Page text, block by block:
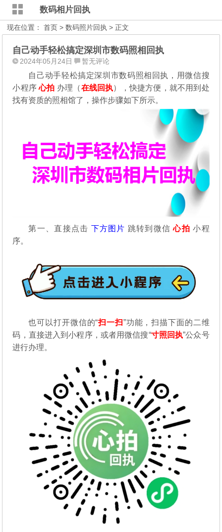
数码相片回执
现在位置：首页 >数码照片回执 > 正文
自己动手轻松搞定深圳市数码照相回执
2024年05月24日 暂无评论
自己动手轻松搞定深圳市数码照相回执，用微信搜
小程序心拍 办理（在线回执），快捷方便，就不用到处
找有资质的照相馆了，操作步骤如下所示。
第一、直接点击 下方图片 跳转到微信心拍小程
序。
也可以打开微信的“扫一扫”功能，扫描下面的二维
码，直接进入到小程序，或者用微信搜“寸照回执”公众号
进行办理。